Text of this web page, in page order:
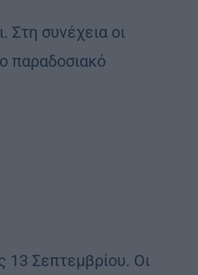
Στη συνέχεια οι
παραδοσιακό
13 Σεπτεμβρίου. Οι